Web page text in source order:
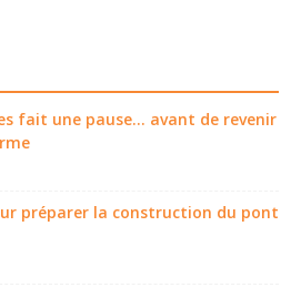
fait une pause... avant de revenir
préparer la construction du pont